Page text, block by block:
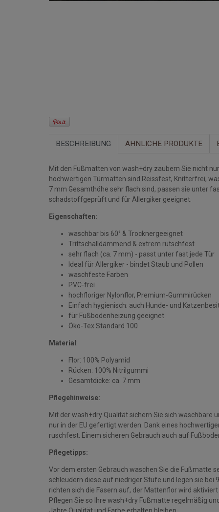
BESCHREIBUNG ÄHNLICHE PRODUKTE
Mit den Fußmatten von wash+dry zaubern Sie nicht
hochwertigen Türmatten sind Reissfest, Knitterfrei,
7 mm Gesamthöhe sehr flach sind, passen sie unter
schadstoffgeprüft und für Allergiker geeignet.
Eigenschaften:
waschbar bis 60° & Trocknergeeignet
Trittschalldämmend & extrem rutschfest
sehr flach (ca. 7 mm) - passt unter fast jede Tür
Ideal für Allergiker - bindet Staub und Pollen
waschfeste Farben
PVC-frei
hochfloriger Nylonflor, Premium-Gummirücken
Einfach hygienisch: auch Hunde- und
für Fußbodenheizung geeignet
Öko-Tex Standard 100
Material :
Flor: 100% Polyamid
Rücken: 100% Nitrilgummi
Gesamtdicke: ca. 7 mm
Pflegehinweise:
Mit der wash+dry Qualität sichern Sie sich waschbare
nur in der EU gefertigt werden. Dank eines
ruschfest. Einem sicheren Gebrauch auch auf
Pflegetipps:
Vor dem ersten Gebrauch waschen Sie die Fußmatte
schleudern diese auf niedriger Stufe und legen sie bei
richten sich die Fasern auf, der Mattenflor wird
Pflegen Sie so Ihre wash+dry Fußmatte regelmäßig